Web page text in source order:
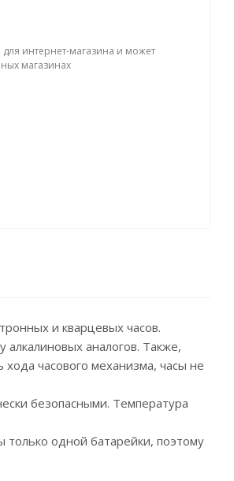
для интернет-магазина и может
магазинах
и кварцевых часов.
алкалиновых аналогов. Также,
часового механизма, часы не
безопасными. Температура
только одной батарейки, поэтому